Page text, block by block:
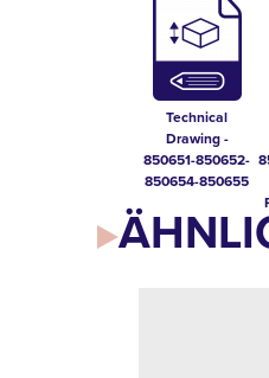
Technical
Drawing -
850651-850652-
850654-850655